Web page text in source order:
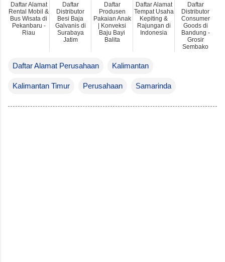
Daftar Alamat Perusahaan Kalimantan
Kalimantan Timur Perusahaan Samarinda
Daftar Alamat
Rental Mobil &
Bus Wisata di
Pekanbaru -
Riau
Daftar
Distributor
Besi Baja
Galvanis di
Surabaya
Jatim
Daftar
Produsen
Pakaian Anak
| Konveksi
Baju Bayi
Balita
Daftar Alamat
Tempat Usaha
Kepiting &
Rajungan di
Indonesia
Daftar
Distributor
Consumer
Goods di
Bandung -
Grosir
Sembako